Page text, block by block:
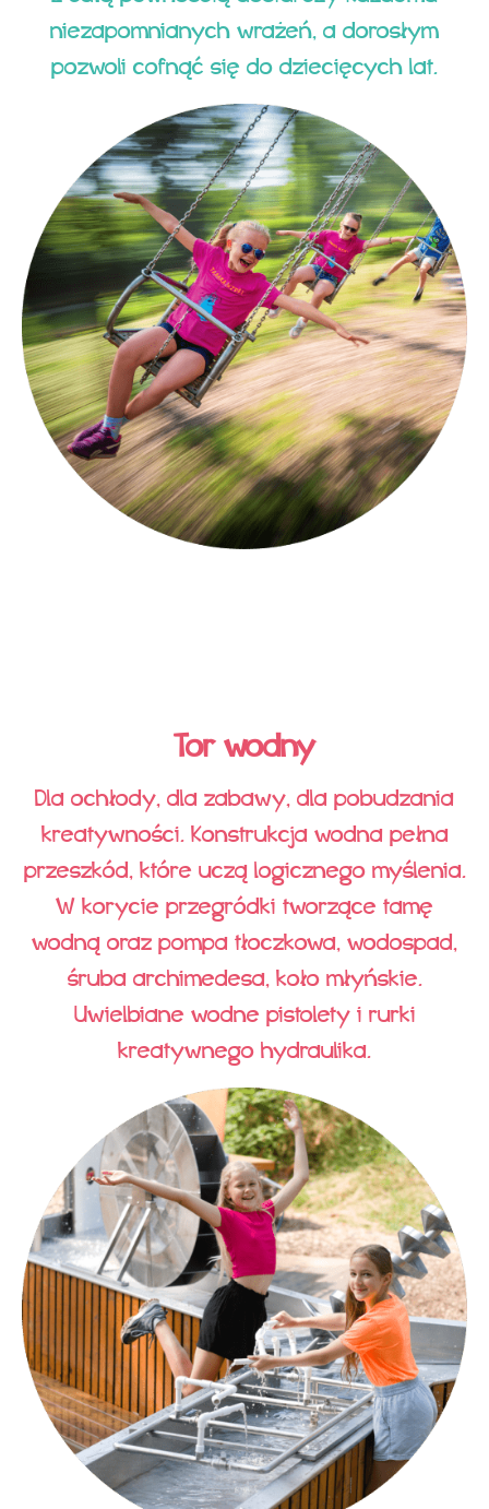
niezapomnianych wrażeń, a dorosłym
pozwoli cofnąć się do dziecięcych lat.
Tor wodny
Dla ochłody, dla zabawy, dla pobudzania
kreatywności. Konstrukcja wodna pełna
przeszkód, które uczą logicznego myślenia.
W korycie przegródki tworzące tamę
wodną oraz pompa tłoczkowa, wodospad,
śruba archimedesa, koło młyńskie.
Uwielbiane wodne pistolety i rurki
kreatywnego hydraulika.